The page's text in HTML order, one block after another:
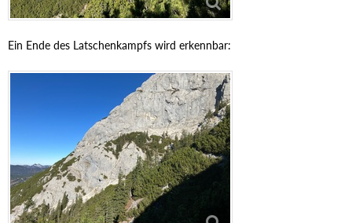
Ein Ende des Latschenkampfs wird erkennbar: